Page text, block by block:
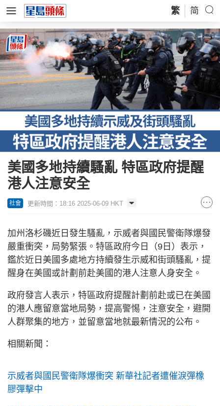
繁 简
美國多地持續騷亂 特區政府提醒
港人注意安全
社會 更新時間：18:16 2025-06-09 HKT
加州洛杉磯近日發生騷亂，示威者與國民警衛隊爆發
嚴重衝突，局勢緊張。特區政府今日（9日）表示，​
鑑於近日美國多處地方持續發生示威和街頭騷亂，提
醒身在美國或計劃前赴美國的港人注意人身安全。
政府發言人表示，特區政府提醒計劃前赴或已在美國
的港人應留意當地局勢，提高警惕，注意安全，避開
人群聚集的地方，並留意當地就最新情況的公布。
相關新聞：
示威者與國民警衛隊爆衝突 新華社記者遭催淚彈橡
膠彈擊中